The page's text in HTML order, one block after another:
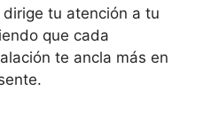
dirige tu atención a tu
que cada
te ancla más en